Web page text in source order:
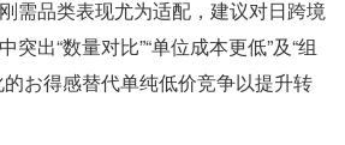
需品类表现尤为适配，建议对日跨境
出“数量对比”“单位成本更低”及“组
お得感替代单纯低价竞争以提升转